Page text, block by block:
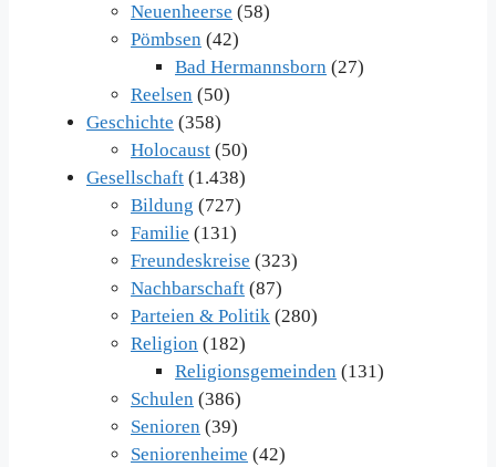
Neuenheerse (58)
Pömbsen (42)
Bad Hermannsborn (27)
Reelsen (50)
Geschichte (358)
Holocaust (50)
Gesellschaft (1.438)
Bildung (727)
Familie (131)
Freundeskreise (323)
Nachbarschaft (87)
Parteien & Politik (280)
Religion (182)
Religionsgemeinden (131)
Schulen (386)
Senioren (39)
Seniorenheime (42)